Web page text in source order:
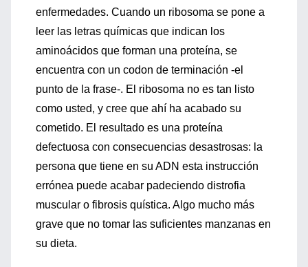
enfermedades. Cuando un ribosoma se pone a
leer las letras químicas que indican los
aminoácidos que forman una proteína, se
encuentra con un codon de terminación -el
punto de la frase-. El ribosoma no es tan listo
como usted, y cree que ahí ha acabado su
cometido. El resultado es una proteína
defectuosa con consecuencias desastrosas: la
persona que tiene en su ADN esta instrucción
errónea puede acabar padeciendo distrofia
muscular o fibrosis quística. Algo mucho más
grave que no tomar las suficientes manzanas en
su dieta.